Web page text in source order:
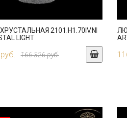
2101.H1.70IV.NI
LIGHT
166 326 руб.